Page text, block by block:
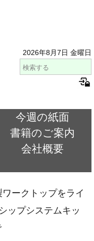
2026年8月7日 金曜日
今週の紙面
書籍のご案内
会社概要
ークトップをライ
ップシステムキッ